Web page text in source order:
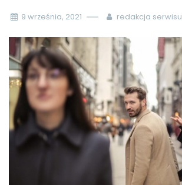
9 września, 2021 redakcja serwisu